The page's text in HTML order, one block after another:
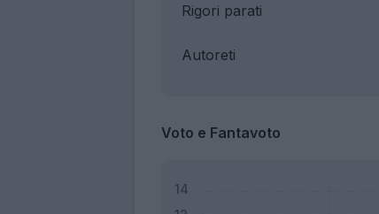
Rigori parati
Autoreti
Voto e Fantavoto